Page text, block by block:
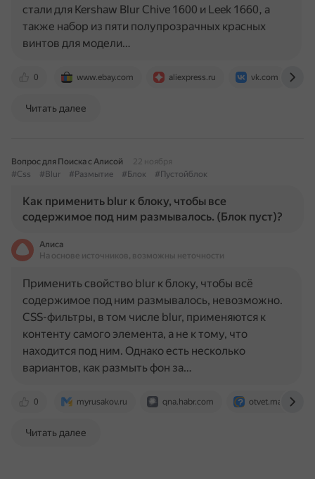
0 www.ebay.com aliexpress.ru vk.com
стали для Kershaw Blur Chive 1600 и Leek 1660, а
также набор из пяти полупрозрачных красных
винтов для модели…
Читать далее
Вопрос для Поиска с Алисой
22 ноября
#Css
#Blur #Размытие #Блок #Пустойблок
Как применить blur к блоку, чтобы все
содержимое под ним размывалось. (Блок пуст)?
Алиса
На основе источников, возможны неточности
0 myrusakov.ru qna.habr.com otvet.mail.ru
Применить свойство blur к блоку, чтобы всё
содержимое под ним размывалось, невозможно.
CSS-фильтры, в том числе blur, применяются к
контенту самого элемента, а не к тому, что
находится под ним. Однако есть несколько
вариантов, как размыть фон за…
Читать далее